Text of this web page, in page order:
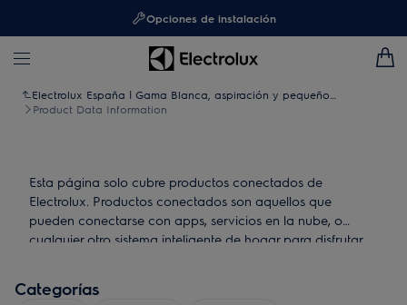
Opciones de instalación
Electrolux España | Gama Blanca, aspiración y pequeño
electrodoméstico
Product Data Information
Esta página solo cubre productos conectados de
Electrolux. Productos conectados son aquellos que
pueden conectarse con apps, servicios en la nube, o
cualquier otro sistema inteligente de hogar para disfrutar
Categorías